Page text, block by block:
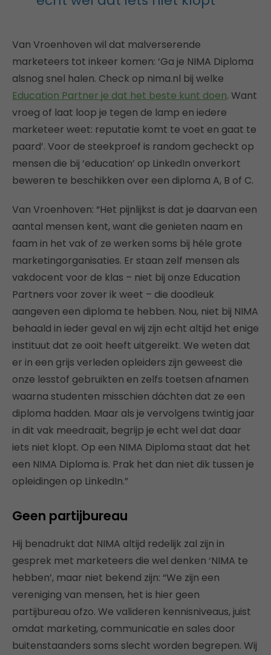
Van Vroenhoven wil dat malverserende
marketeers tot inkeer komen: ‘Ga je NIMA Diploma
alsnog snel halen. Check op nima.nl bij welke
Education Partner je dat het beste kunt doen. Want
vroeg of laat loop je tegen de lamp en iedere
marketeer weet: reputatie komt te voet en gaat te
paard’. Voor de steekproef is random gecheckt op
mensen die bij ‘education’ op LinkedIn onverkort
beweren te beschikken over een diploma A, B of C.
Van Vroenhoven: “Het pijnlijkst is dat je daarvan een
aantal mensen kent, want die genieten naam en
faam in het vak of ze werken soms bij héle grote
marketingorganisaties. Er staan zelf mensen als
vakdocent voor de klas – niet bij onze Education
Partners voor zover ik weet – die doodleuk
aangeven een diploma te hebben. Nou, niet bij NIMA
behaald in ieder geval en wij zijn echt altijd het enige
instituut dat ze ooit heeft uitgereikt. We weten dat
er in een grijs verleden opleiders zijn geweest die
onze lesstof gebruikten en zelfs toetsen afnamen
waarna studenten misschien dáchten dat ze een
diploma hadden. Maar als je vervolgens twintig jaar
in dit vak meedraait, begrijp je echt wel dat daar
iets niet klopt. Op een NIMA Diploma staat dat het
een NIMA Diploma is. Prak het dan niet dik tussen je
opleidingen op LinkedIn.”
Geen partijbureau
Hij benadrukt dat NIMA altijd redelijk zal zijn in
gesprek met marketeers die wel denken ‘NIMA te
hebben’, maar niet bekend zijn: “We zijn een
vereniging van mensen, het is hier geen
partijbureau ofzo. We valideren kennisniveaus, juist
omdat marketing, communicatie en sales door
buitenstaanders soms slecht worden begrepen. Wij